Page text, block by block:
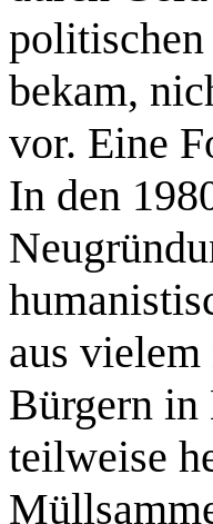
bekam,
vor. Eine
In den
aus
Bürgern in
teilweise